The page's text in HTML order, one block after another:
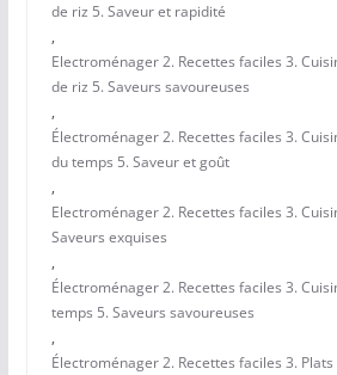
de riz 5. Saveur et rapidité
,
Electroménager 2. Recettes faciles 3.
de riz 5. Saveurs savoureuses
,
Électroménager 2. Recettes faciles 3.
du temps 5. Saveur et goût
,
Electroménager 2. Recettes faciles 3.
Saveurs exquises
,
Électroménager 2. Recettes faciles 3.
temps 5. Saveurs savoureuses
,
Électroménager 2. Recettes faciles 3.